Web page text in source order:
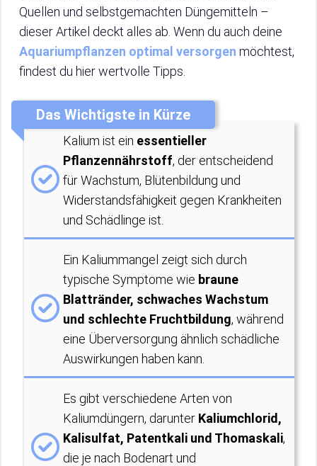
Quellen und selbstgemachten Düngemitteln –
dieser Artikel deckt alles ab. Wenn du auch deine
Aquariumpflanzen optimal versorgen möchtest,
findest du hier wertvolle Tipps.
Das Wichtigste in Kürze
Kalium ist ein essentieller
Pflanzennährstoff, der entscheidend
für Wachstum, Blütenbildung und
Widerstandsfähigkeit gegen Krankheiten
und Schädlinge ist.
Ein Kaliummangel zeigt sich durch
typische Symptome wie braune
Blattränder, schwaches Wachstum
und schlechte Fruchtbildung, während
eine Überversorgung ähnlich schädliche
Auswirkungen haben kann.
Es gibt verschiedene Arten von
Kaliumdüngern, darunter Kaliumchlorid,
Kalisulfat, Patentkali und Thomaskali,
die je nach Bodenart und